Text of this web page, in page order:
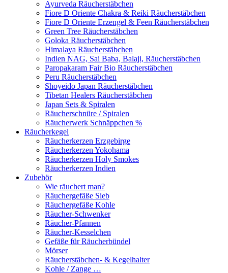
Ayurveda Räucherstäbchen
Fiore D Oriente Chakra & Reiki Räucherstäbchen
Fiore D Oriente Erzengel & Feen Räucherstäbchen
Green Tree Räucherstäbchen
Goloka Räucherstäbchen
Himalaya Räucherstäbchen
Indien NAG, Sai Baba, Balaji, Räucherstäbchen
Paropakaram Fair Bio Räucherstäbchen
Peru Räucherstäbchen
Shoyeido Japan Räucherstäbchen
Tibetan Healers Räucherstäbchen
Japan Sets & Spiralen
Räucherschnüre / Spiralen
Räucherwerk Schnäppchen %
Räucherkegel
Räucherkerzen Erzgebirge
Räucherkerzen Yokohama
Räucherkerzen Holy Smokes
Räucherkerzen Indien
Zubehör
Wie räuchert man?
Räuchergefäße Sieb
Räuchergefäße Kohle
Räucher-Schwenker
Räucher-Pfannen
Räucher-Kesselchen
Gefäße für Räucherbündel
Mörser
Räucherstäbchen- & Kegelhalter
Kohle / Zange …